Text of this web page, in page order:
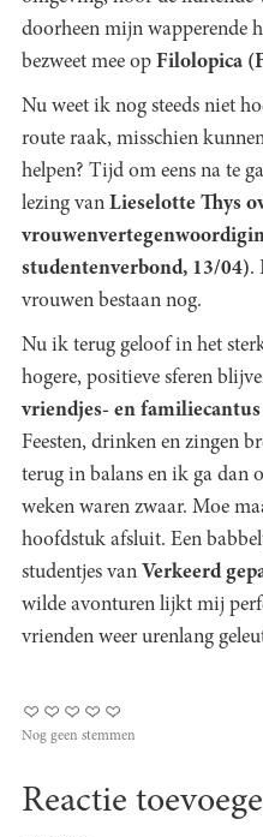
doorheen mijn wapperende
bezweet mee op Filolopica
Nu weet ik nog steeds niet
route raak, misschien
helpen? Tijd om eens na te
lezing van Lieselotte Thys
studentenverbond, 13/04).
vrouwen bestaan nog.
Nu ik terug geloof in het
hogere, positieve sferen
vriendjes- en familiecantus
Feesten, drinken en zingen
terug in balans en ik ga dan
weken waren zwaar. Moe
hoofdstuk afsluit. Een
studentjes van Verkeerd
wilde avonturen lijkt mij
vrienden weer urenlang
Nog geen stemmen
Reactie